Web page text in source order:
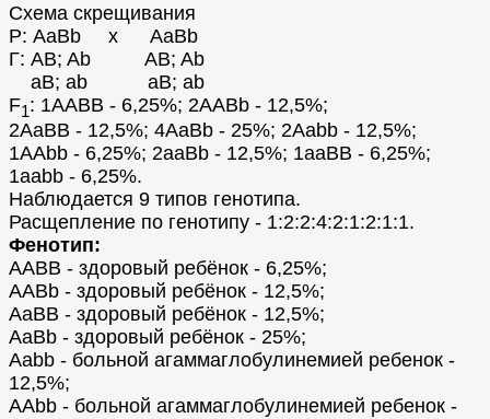
Схема скрещивания
Р: АаBb x AaBb
Г: AB; Ab AB; Ab
aB; ab aB; ab
F1: 1AABB - 6,25%; 2AABb - 12,5%;
2AaBB - 12,5%; 4AaBb - 25%; 2Aabb - 12,5%;
1ААbb - 6,25%; 2aaBb - 12,5%; 1aaBB - 6,25%;
1aabb - 6,25%.
Наблюдается 9 типов генотипа.
Расщепление по генотипу - 1:2:2:4:2:1:2:1:1.
Фенотип:
AABB - здоровый ребёнок - 6,25%;
AABb - здоровый ребёнок - 12,5%;
AaBB - здоровый ребёнок - 12,5%;
AaBb - здоровый ребёнок - 25%;
Aabb - больной агаммаглобулинемией ребенок -
12,5%;
ААbb - больной агаммаглобулинемией ребенок -